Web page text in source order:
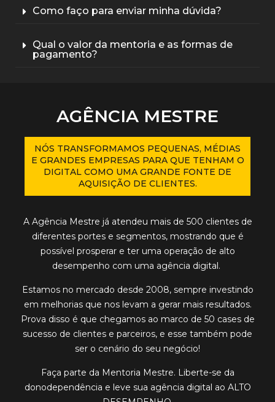
Como faço para enviar minha dúvida?
Qual o valor da mentoria e as formas de
pagamento?
AGÊNCIA MESTRE
NÓS TRANSFORMAMOS PEQUENAS, MÉDIAS
E GRANDES EMPRESAS PARA QUE TENHAM O
DIGITAL COMO UMA GRANDE FONTE DE
AQUISIÇÃO DE CLIENTES.
A Agência Mestre já atendeu mais de 500 clientes de
diferentes portes e segmentos, mostrando que é
possível prosperar e ter uma operação de alto
desempenho com uma agência digital.
Estamos no mercado desde 2008, sempre investindo
em melhorias que nos levam a gerar mais resultados.
Prova disso é que chegamos ao marco de 50 cases de
sucesso de clientes e parceiros, e esse também pode
ser o cenário do seu negócio!
Faça parte da Mentoria Mestre. Liberte-se da
donodependência e leve sua agência digital ao ALTO